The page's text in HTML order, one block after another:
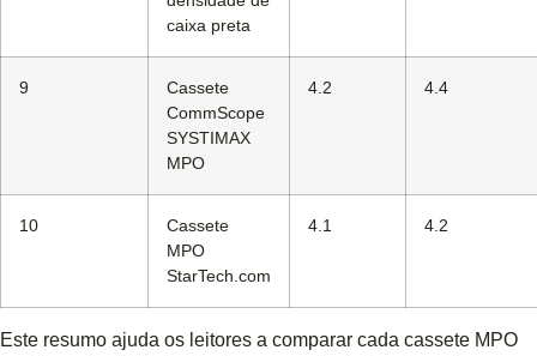
caixa preta
9
Cassete
CommScope
SYSTIMAX
MPO
4.2 4.4
10
Cassete
MPO
StarTech.com
4.1 4.2
Este resumo ajuda os leitores a comparar cada cassete MPO